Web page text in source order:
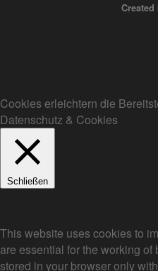
Created
Cookies erleichtern die
Datenschutz & Cookies
Schließen
This website uses cookies to
are essential for the working
stored in your browser only